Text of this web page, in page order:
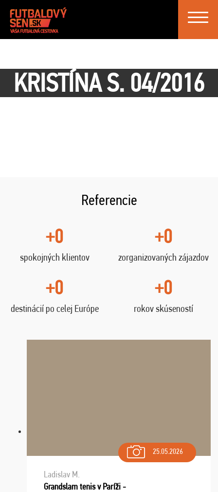
Toggle
KRISTÍNA S. 04/2016
Referencie
+0
spokojných klientov
+0
zorganizovaných zájazdov
+0
destinácií po celej Európe
+0
rokov skúseností
25.05.2026
Ladislav M.
Grandslam tenis v Paríži -